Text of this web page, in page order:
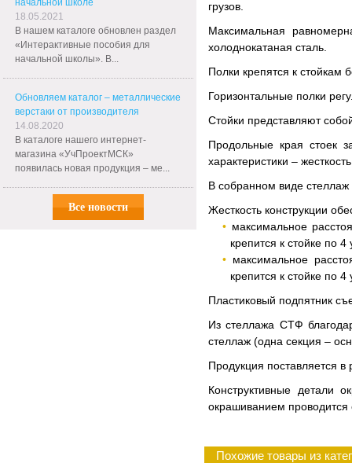
начальной школе
18.05.2021
В нашем каталоге обновлен раздел
«Интерактивные пособия для
начальной школы». В...
Обновляем каталог – металлические
верстаки от производителя
14.08.2020
В каталоге нашего интернет-
магазина «УчПроектМСК»
появилась новая продукция – ме...
Все новости
грузов.
Максимальная
холоднокатаная сталь.
Полки крепятся к
Горизонтальные полки
Стойки представляют
Продольные края стоек
характеристики –
В собранном виде стеллаж
Жесткость конструкции
максимальное
крепится к стойке по
максимальное
крепится к стойке по
Пластиковый подпятник
Из стеллажа СТФ
стеллаж (одна секция –
Продукция поставляется в
Конструктивные детали
окрашиванием проводится
Похожие товары из